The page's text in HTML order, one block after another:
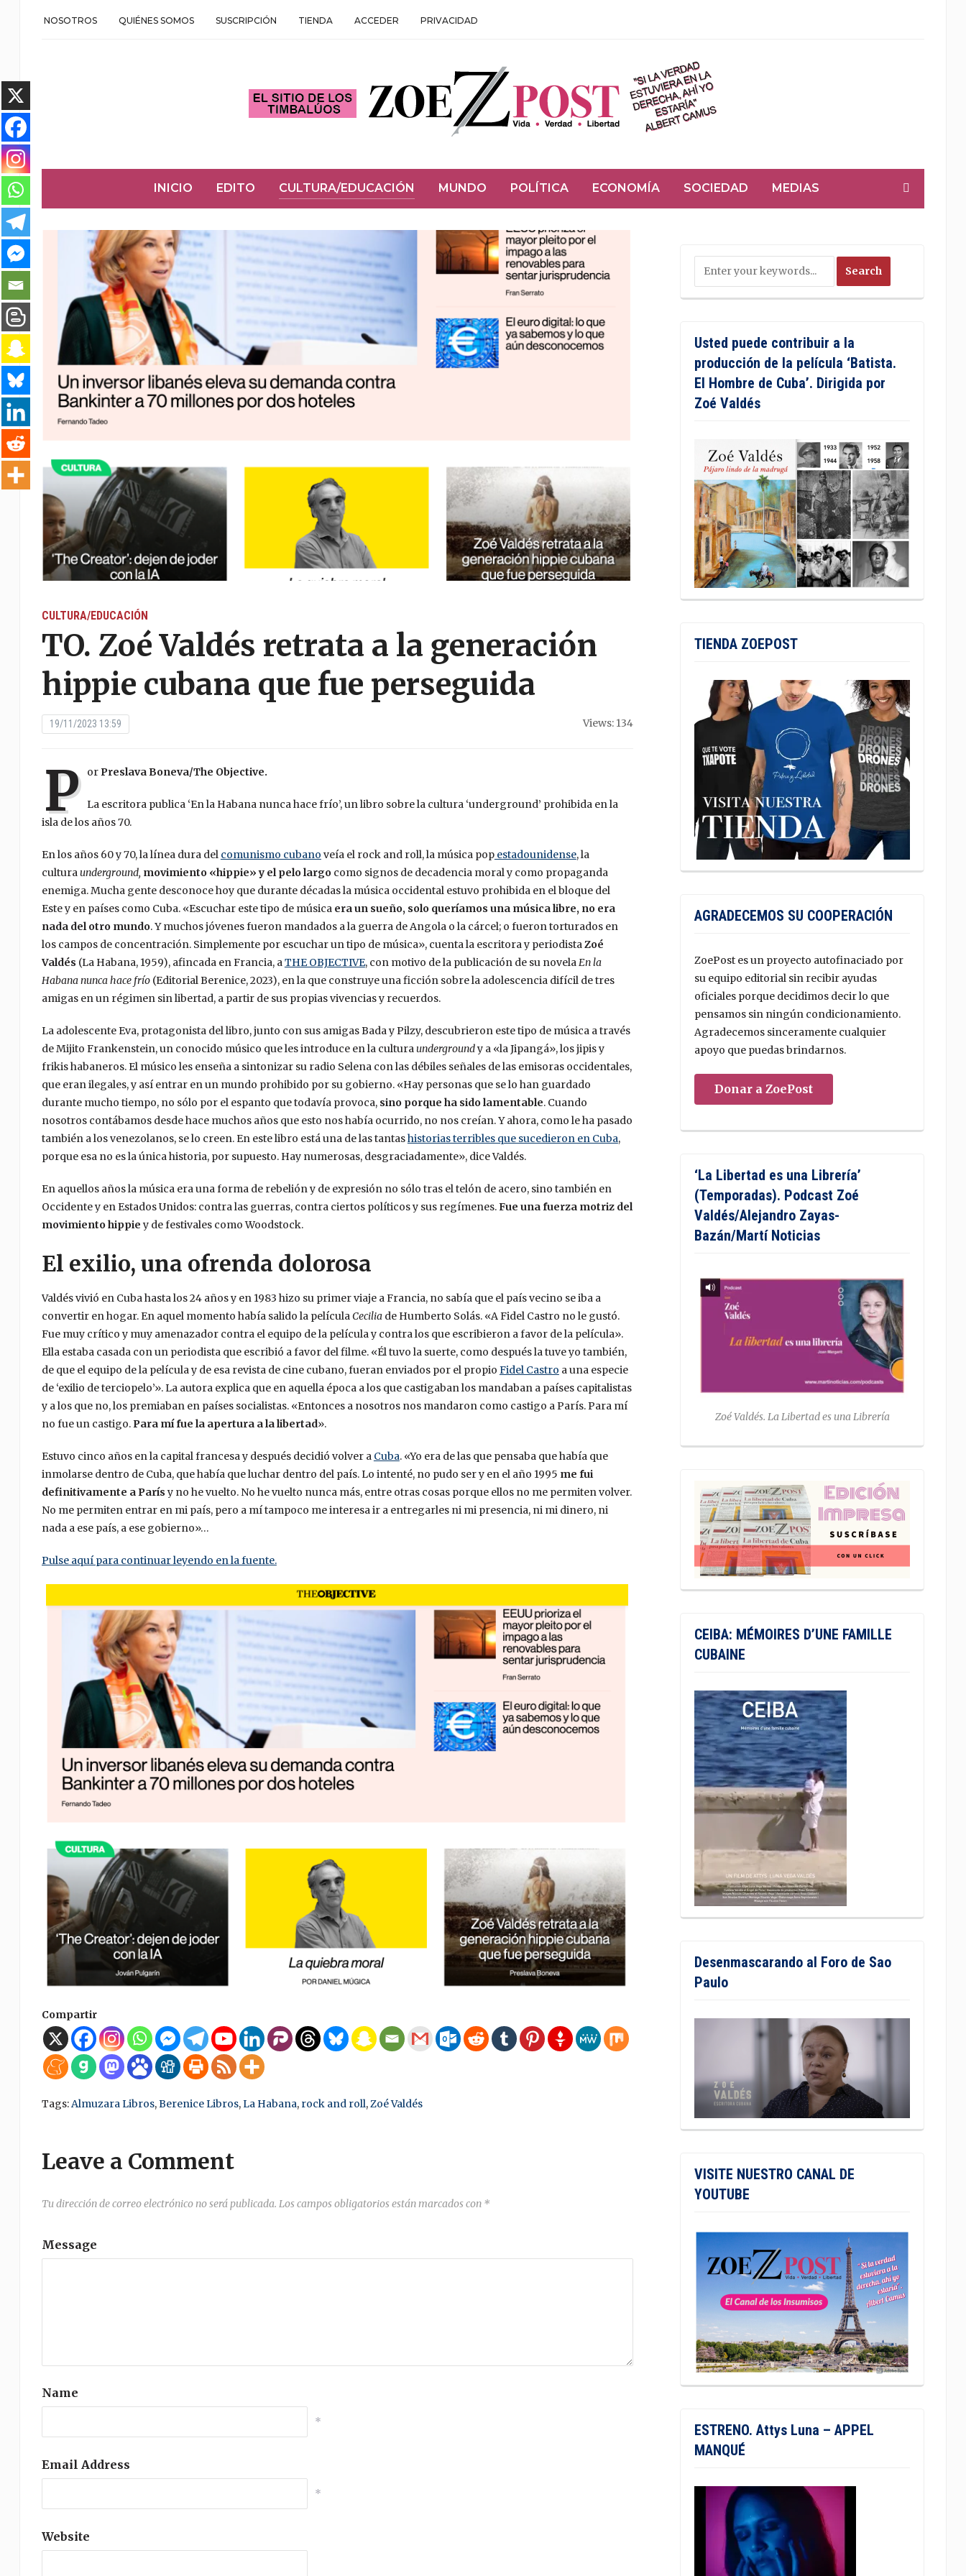
NOSOTROS QUIÉNES SOMOS SUSCRIPCIÓN TIENDA ACCEDER PRIVACIDAD
INICIO EDITO CULTURA/EDUCACIÓN MUNDO POLÍTICA ECONOMÍA SOCIEDAD MEDIAS
CULTURA/EDUCACIÓN
TO. Zoé Valdés retrata a la generación
hippie cubana que fue perseguida
19/11/2023 13:59 Views: 134
P or Preslava Boneva/The Objective.
La escritora publica ‘En la Habana nunca hace frío’, un libro sobre la cultura ‘underground’ prohibida en la
isla de los años 70.
En los años 60 y 70, la línea dura del comunismo cubano veía el rock and roll, la música popestadounidense, la
culturaunderground, movimiento «hippie» y el pelo largo como signos de decadencia moral y como propaganda
enemiga. Mucha gente desconoce hoy que durante décadas la música occidental estuvo prohibida en el bloque del
Este y en países como Cuba. «Escuchar este tipo de música era un sueño, solo queríamos una música libre, no era
nada del otro mundo. Y muchos jóvenes fueron mandados a la guerra de Angola o la cárcel; o fueron torturados en
los campos de concentración. Simplemente por escuchar un tipo de música», cuenta la escritora y periodistaZoé
Valdés (La Habana, 1959), afincada en Francia, aTHE OBJECTIVE, con motivo de la publicación de su novelaEn la
Habana nunca hace frío(Editorial Berenice, 2023), en la que construye una ficción sobre la adolescencia difícil de tres
amigas en un régimen sin libertad, a partir de sus propias vivencias y recuerdos.
La adolescente Eva, protagonista del libro, junto con sus amigas Bada y Pilzy, descubrieron este tipo de música a través
de Mijito Frankenstein, un conocido músico que les introduce en la culturaundergroundy a «la Jipangá», los jipis y
frikis habaneros. El músico les enseña a sintonizar su radio Selena con las débiles señales de las emisoras occidentales,
que eran ilegales, y así entrar en un mundo prohibido por su gobierno. «Hay personas que se lo han guardado
durante mucho tiempo, no sólo por el espanto que todavía provoca, sino porque ha sido lamentable. Cuando
nosotros contábamos desde hace muchos años que esto nos había ocurrido, no nos creían. Y ahora, como le ha pasado
también a los venezolanos, se lo creen. En este libro está una de las tantashistorias terribles que sucedieron en Cuba,
porque esa no es la única historia, por supuesto. Hay numerosas, desgraciadamente», dice Valdés.
En aquellos años la música era una forma de rebelión y de expresión no sólo tras el telón de acero, sino también en
Occidente y en Estados Unidos: contra las guerras, contra ciertos políticos y sus regímenes.Fue una fuerza motriz del
movimiento hippiey de festivales como Woodstock.
El exilio, una ofrenda dolorosa
Valdés vivió en Cuba hasta los 24 años y en 1983 hizo su primer viaje a Francia, no sabía que el país vecino se iba a
convertir en hogar. En aquel momento había salido la películaCeciliade Humberto Solás. «A Fidel Castro no le gustó.
Fue muy crítico y muy amenazador contra el equipo de la película y contra los que escribieron a favor de la película».
Ella estaba casada con un periodista que escribió a favor del filme. «Él tuvo la suerte, como después la tuve yo también,
de que el equipo de la película y de esa revista de cine cubano, fueran enviados por el propio Fidel Castro a una especie
de ‘exilio de terciopelo’». La autora explica que en aquella época a los que castigaban los mandaban a países capitalistas
y a los que no, los premiaban en países socialistas. «Entonces a nosotros nos mandaron como castigo a París. Para mí
no fue un castigo. Para mí fue la apertura a la libertad».
Estuvo cinco años en la capital francesa y después decidió volver a Cuba. «Yo era de las que pensaba que había que
inmolarse dentro de Cuba, que había que luchar dentro del país. Lo intenté, no pudo ser y en el año 1995 me fui
definitivamente a Parísy no he vuelto. No he vuelto nunca más, entre otras cosas porque ellos no me permiten volver.
No me permiten entrar en mi país, pero a mí tampoco me interesa ir a entregarles ni mi presencia, ni mi dinero, ni
nada a ese país, a ese gobierno»…
Pulse aquí para continuar leyendo en la fuente.
Compartir
Tags:Almuzara Libros,Berenice Libros,La Habana, rock and roll,Zoé Valdés
Leave a Comment
Tu dirección de correo electrónico no será publicada. Los campos obligatorios están marcados con *
Message
Name
*
Email Address
*
Website
Usted puede contribuir a la
producción de la película ‘Batista.
El Hombre de Cuba’. Dirigida por
Zoé Valdés
TIENDA ZOEPOST
AGRADECEMOS SU COOPERACIÓN
ZoePost es un proyecto autofinaciado por
su equipo editorial sin recibir ayudas
oficiales porque decidimos decir lo que
pensamos sin ningún condicionamiento.
Agradecemos sinceramente cualquier
apoyo que puedas brindarnos.
Donar a ZoePost
‘La Libertad es una Librería’
(Temporadas). Podcast Zoé
Valdés/Alejandro Zayas-
Bazán/Martí Noticias
Zoé Valdés. La Libertad es una Librería
CEIBA: MÉMOIRES D’UNE FAMILLE
CUBAINE
Desenmascarando al Foro de Sao
Paulo
VISITE NUESTRO CANAL DE
YOUTUBE
ESTRENO. Attys Luna – APPEL
MANQUÉ